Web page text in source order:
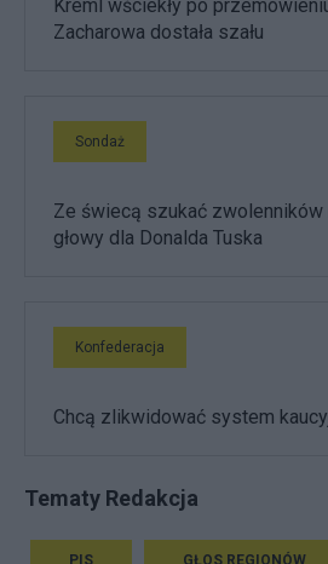
Kreml wściekły po
Zacharowa dostała szału
Sondaż
Ze świecą szukać zwolenników
głowy dla Donalda Tuska
Konfederacja
Chcą zlikwidować system
Tematy Redakcja
PIS GŁOS REGIONÓW